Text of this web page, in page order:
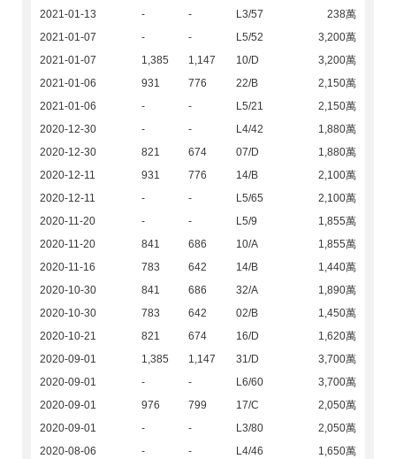
2021-01-13
- - L3/57
238萬
2021-01-07
- - L5/52
3,200萬
2021-01-07
1,385 1,147 10/D
3,200萬
2021-01-06
931 776 22/B
2,150萬
2021-01-06
- - L5/21
2,150萬
2020-12-30
- - L4/42
1,880萬
2020-12-30
821 674 07/D
1,880萬
2020-12-11
931 776 14/B
2,100萬
2020-12-11
- - L5/65
2,100萬
2020-11-20
- - L5/9
1,855萬
2020-11-20
841 686 10/A
1,855萬
2020-11-16
783 642 14/B
1,440萬
2020-10-30
841 686 32/A
1,890萬
2020-10-30
783 642 02/B
1,450萬
2020-10-21
821 674 16/D
1,620萬
2020-09-01
1,385 1,147 31/D
3,700萬
2020-09-01
- - L6/60
3,700萬
2020-09-01
976 799 17/C
2,050萬
2020-09-01
- - L3/80
2,050萬
2020-08-06
- - L4/46
1,650萬